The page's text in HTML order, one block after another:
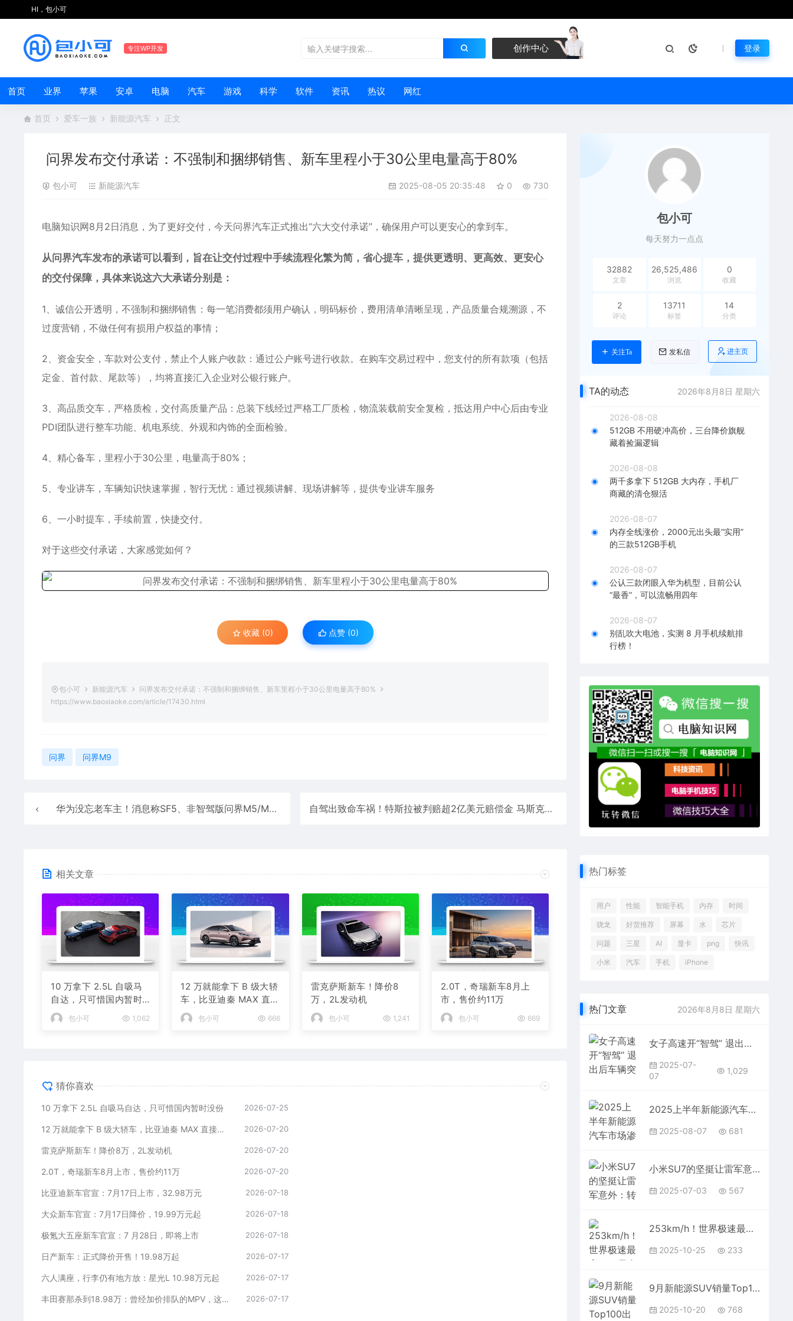
HI，包小可
专注WP开发 创作中心 登录
首页 业界 苹果 安卓 电脑 汽车 游戏 科学 软件 资讯 热议 网红
首页 爱车一族 新能源汽车 正文
问界发布交付承诺：不强制和捆绑销售、新车里程小于30公里电量高于80%
包小可 新能源汽车 2025-08-05 20:35:48 0 730
电脑知识网8月2日消息，为了更好交付，今天问界汽车正式推出“六大交付承诺”，确保用户可以更安心的拿到车。
从问界汽车发布的承诺可以看到，旨在让交付过程中手续流程化繁为简，省心提车，提供更透明、更高效、更安心
的交付保障，具体来说这六大承诺分别是：
1、诚信公开透明，不强制和捆绑销售：每一笔消费都须用户确认，明码标价，费用清单清晰呈现，产品质量合规溯源，不
过度营销，不做任何有损用户权益的事情；
2、资金安全，车款对公支付，禁止个人账户收款：通过公户账号进行收款。在购车交易过程中，您支付的所有款项（包括
定金、首付款、尾款等），均将直接汇入企业对公银行账户。
3、高品质交车，严格质检，交付高质量产品：总装下线经过严格工厂质检，物流装载前安全复检，抵达用户中心后由专业
PDI团队进行整车功能、机电系统、外观和内饰的全面检验。
4、精心备车，里程小于30公里，电量高于80%；
5、专业讲车，车辆知识快速掌握，智行无忧：通过视频讲解、现场讲解等，提供专业讲车服务
6、一小时提车，手续前置，快捷交付。
对于这些交付承诺，大家感觉如何？
收藏 (0) 点赞 (0)
包小可 新能源汽车
问界发布交付承诺：不强制和捆绑销售、新车里程小于30公里电量高于80%
https://www.baoxiaoke.com/article/17430.html
问界 问界M9
华为没忘老车主！消息称SF5、非智驾版问界M5/M7置换或增购直减4万 自驾出致命车祸！特斯拉被判赔超2亿美元赔偿金 马斯克：将上诉
相关文章
10 万拿下 2.5L 自吸马
自达，只可惜国内暂时
没份
包小可 1,062
12 万就能拿下 B 级大轿
车，比亚迪秦 MAX 直接
打乱合资定价逻辑
包小可 666
雷克萨斯新车！降价8
万，2L发动机
包小可 1,241
2.0T，奇瑞新车8月上
市，售价约11万
包小可 669
猜你喜欢
10 万拿下 2.5L 自吸马自达，只可惜国内暂时没份 2026-07-25
12 万就能拿下 B 级大轿车，比亚迪秦 MAX 直接打乱合资定价逻辑 2026-07-20
雷克萨斯新车！降价8万，2L发动机 2026-07-20
2.0T，奇瑞新车8月上市，售价约11万 2026-07-20
比亚迪新车官宣：7月17日上市，32.98万元 2026-07-18
大众新车官宣：7月17日降价，19.99万元起 2026-07-18
极氪大五座新车官宣：7 月28日，即将上市 2026-07-18
日产新车：正式降价开售！19.98万起 2026-07-17
六人满座，行李仍有地方放：星光L 10.98万元起 2026-07-17
丰田赛那杀到18.98万：曾经加价排队的MPV，这次真把价格打下来了 2026-07-17
包小可
每天努力一点点
32882
文章
26,525,486
浏览
0
收藏
2
评论
13711
标签
14
分类
关注Ta 发私信 进主页
TA的动态 2026年8月8日 星期六
2026-08-08
512GB 不用硬冲高价，三台降价旗舰
藏着捡漏逻辑
2026-08-08
两千多拿下 512GB 大内存，手机厂
商藏的清仓狠活
2026-08-07
内存全线涨价，2000元出头最“实用”
的三款512GB手机
2026-08-07
公认三款闭眼入华为机型，目前公认
“最香”，可以流畅用四年
2026-08-07
别乱吹大电池，实测 8 月手机续航排
行榜！
热门标签
用户 性能 智能手机 内存 时间
骁龙 好货推荐 屏幕 水 芯片
问题 三星 AI 显卡 png 快讯
小米 汽车 手机 iPhone
热门文章 2026年8月8日 星期六
女子高速开“智驾” 退出后车辆突然偏离撞车
2025-07-
07
1,029
2025上半年新能源汽车市场渗透率达44.3% 创同期历史新高
2025-08-07 681
小米SU7的坚挺让雷军意外：转单率不足YU7订单的15%
2025-07-03 567
253km/h！世界极速最高10万元内汽车诞生：真能扮猪吃老虎
2025-10-25 233
9月新能源SUV销量Top100出炉：小米YU7冲到第四
2025-10-20 768